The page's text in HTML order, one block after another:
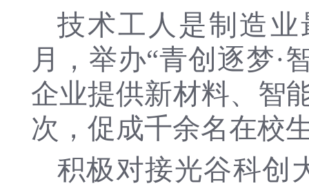
技术工人是制造
月，举办“青创逐梦·
企业提供新材料、智
次，促成千余名在校
积极对接光谷科创